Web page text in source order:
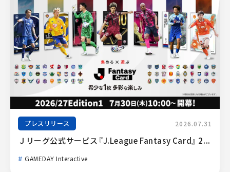
プレスリリース 2026.07.31
Ｊリーグ公式サービス『J.League Fantasy Card』 2...
GAMEDAY Interactive